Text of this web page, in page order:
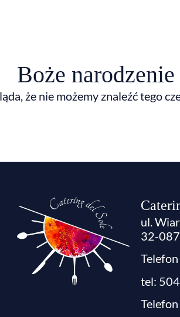
Boże narodzenie
że nie możemy znaleźć tego
ul.
32-
tel: